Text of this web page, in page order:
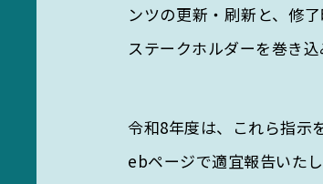
ンツの更新・刷新と、修
ステークホルダーを巻き
令和8年度は、これら指示
ebページで適宜報告いたし